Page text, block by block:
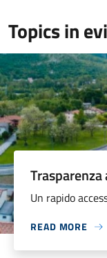
Topics in
Un rapido
READ MORE